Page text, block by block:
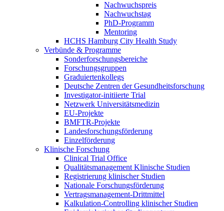
Nachwuchspreis
Nachwuchstag
PhD-Programm
Mentoring
HCHS Hamburg City Health Study
Verbünde & Programme
Sonderforschungsbereiche
Forschungsgruppen
Graduiertenkollegs
Deutsche Zentren der Gesundheitsforschung
Investigator-initiierte Trial
Netzwerk Universitätsmedizin
EU-Projekte
BMFTR-Projekte
Landesforschungsförderung
Einzelförderung
Klinische Forschung
Clinical Trial Office
Qualitätsmanagement Klinische Studien
Registrierung klinischer Studien
Nationale Forschungsförderung
Vertragsmanagement-Drittmittel
Kalkulation-Controlling klinischer Studien